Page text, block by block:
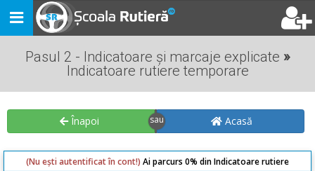
Toggle
navigation
Pasul 2 - Indicatoare și marcaje explicate »
Indicatoare rutiere temporare
Înapoi Acasă
(Nu ești autentificat în cont!) Ai parcurs 0% din Indicatoare rutiere